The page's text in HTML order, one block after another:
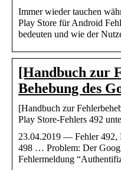
Immer wieder tauchen
Play Store für Android
bedeuten und wie der
[Handbuch zur
Behebung des
[Handbuch zur
Play Store-Fehlers 492
23.04.2019 — Fehler 492,
498 … Problem: Der
Fehlermeldung